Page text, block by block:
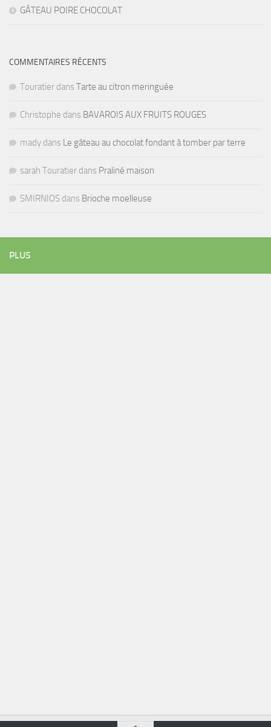
GÂTEAU POIRE CHOCOLAT
COMMENTAIRES RÉCENTS
Touratier dans Tarte au citron meringuée
Christophe dans BAVAROIS AUX FRUITS ROUGES
mady dans Le gâteau au chocolat fondant à tomber par terre
sarah Touratier dans Praliné maison
SMIRNIOS dans Brioche moelleuse
PLUS